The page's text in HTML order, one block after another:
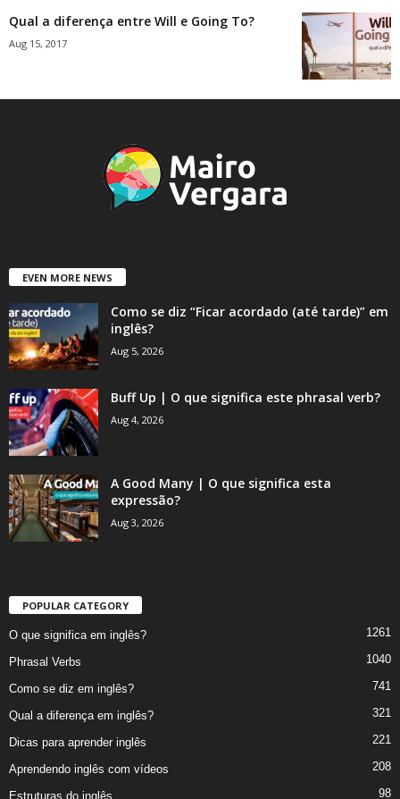
Qual a diferença entre Will e Going To?
Aug 15, 2017
EVEN MORE NEWS
Como se diz “Ficar acordado (até tarde)” em
inglês?
Aug 5, 2026
Buff Up | O que significa este phrasal verb?
Aug 4, 2026
A Good Many | O que significa esta
expressão?
Aug 3, 2026
POPULAR CATEGORY
O que significa em inglês? 1261
Phrasal Verbs 1040
Como se diz em inglês? 741
Qual a diferença em inglês? 321
Dicas para aprender inglês 221
Aprendendo inglês com vídeos 208
Estruturas do inglês 98